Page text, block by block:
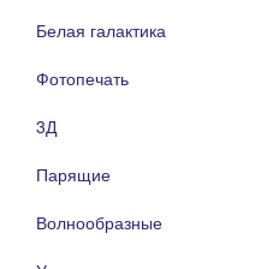
Белая галактика
Фотопечать
3Д
Парящие
Волнообразные